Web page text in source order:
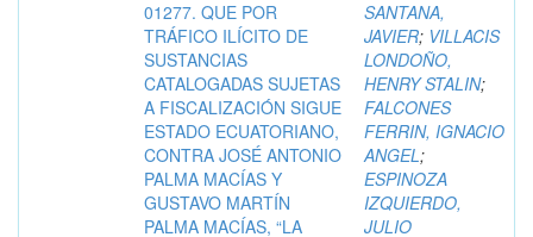
01277. QUE POR
TRÁFICO ILÍCITO DE
SUSTANCIAS
CATALOGADAS SUJETAS
A FISCALIZACIÓN SIGUE
ESTADO ECUATORIANO,
CONTRA JOSÉ ANTONIO
PALMA MACÍAS Y
GUSTAVO MARTÍN
PALMA MACÍAS, “LA
SANTANA,
JAVIER; VILLACIS
LONDOÑO,
HENRY STALIN;
FALCONES
FERRIN, IGNACIO
ANGEL;
ESPINOZA
IZQUIERDO,
JULIO